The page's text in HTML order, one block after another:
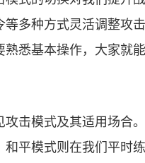
多种方式灵活调整攻
悉基本操作，大家就
击模式及其适用场合
平模式则在我们平时